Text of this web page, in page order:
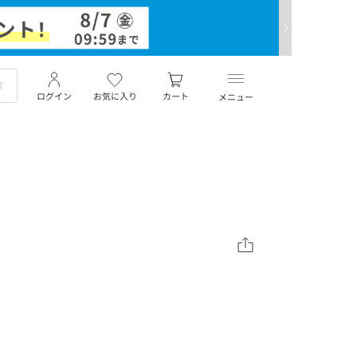
メニュー
お気に入り
ログイン カート